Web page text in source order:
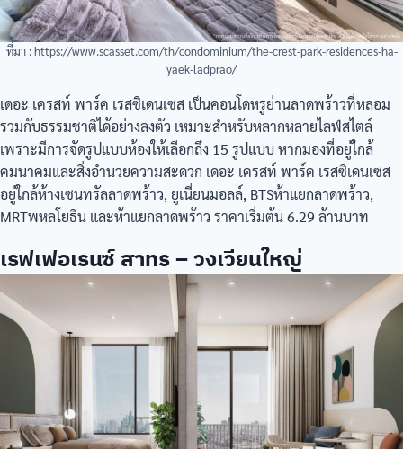
ที่มา : https://www.scasset.com/th/condominium/the-crest-park-residences-ha-
yaek-ladprao/
เดอะ เครสท์ พาร์ค เรสซิเดนเซส เป็นคอนโดหรูย่านลาดพร้าวที่หลอม
รวมกับธรรมชาติได้อย่างลงตัว เหมาะสำหรับหลากหลายไลฟ์สไตล์
เพราะมีการจัดรูปแบบห้องให้เลือกถึง 15 รูปแบบ หากมองที่อยู่ใกล้
คมนาคมและสิ่งอำนวยความสะดวก เดอะ เครสท์ พาร์ค เรสซิเดนเซส
อยู่ใกล้ห้างเซนทรัลลาดพร้าว, ยูเนี่ยนมอลล์, BTSห้าแยกลาดพร้าว,
MRTพหลโยธิน และห้าแยกลาดพร้าว ราคาเริ่มต้น 6.29 ล้านบาท
เรฟเฟอเรนซ์ สาทร – วงเวียนใหญ่